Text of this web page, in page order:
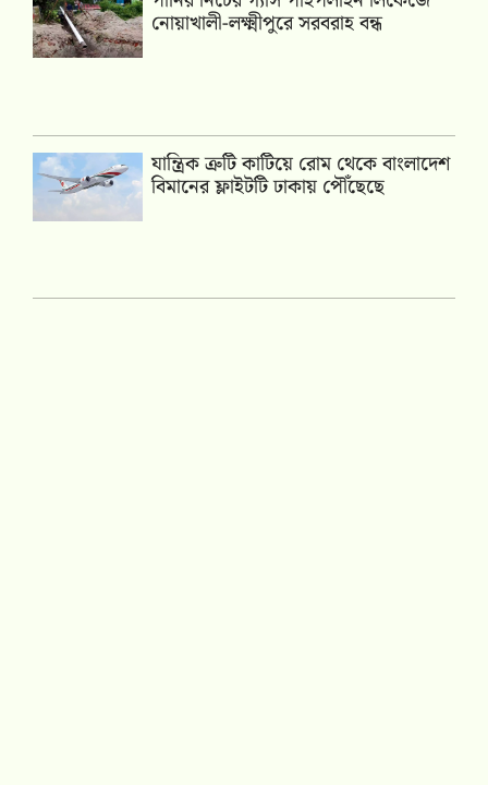
নোয়াখালী-লক্ষ্মীপুরে সরবরাহ বন্ধ
যান্ত্রিক ত্রুটি কাটিয়ে রোম থেকে বাংলাদেশ
বিমানের ফ্লাইটটি ঢাকায় পৌঁছেছে